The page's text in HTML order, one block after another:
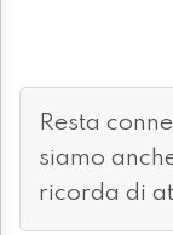
Resta
siamo
ricorda di